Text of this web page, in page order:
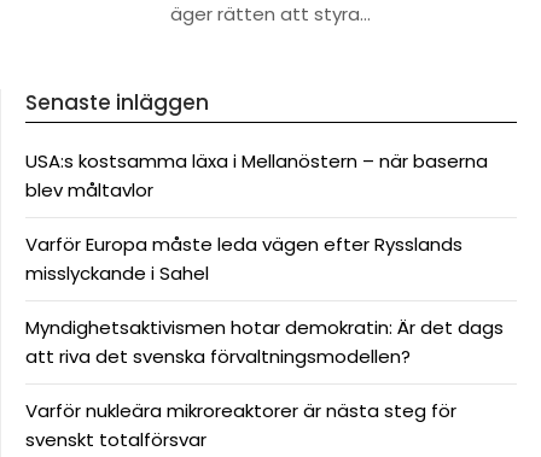
äger rätten att styra…
Senaste inläggen
USA:s kostsamma läxa i Mellanöstern – när baserna
blev måltavlor
Varför Europa måste leda vägen efter Rysslands
misslyckande i Sahel
Myndighetsaktivismen hotar demokratin: Är det dags
att riva det svenska förvaltningsmodellen?
Varför nukleära mikroreaktorer är nästa steg för
svenskt totalförsvar